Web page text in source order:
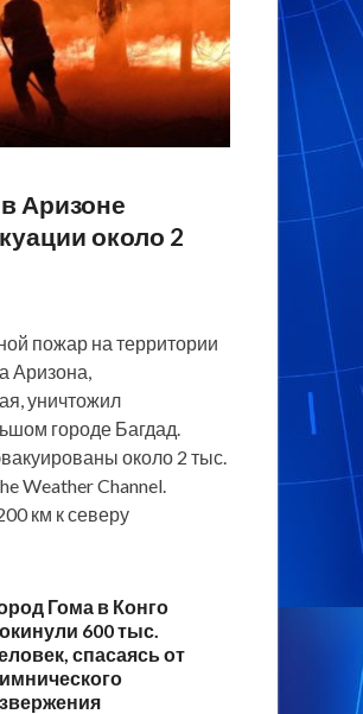
Аризоне
около 2
пожар на территории
Аризона,
уничтожил
городе Багдад.
около 2 тыс.
Weather Channel.
км к северу
Гома в Конго
600 тыс.
спасаясь от